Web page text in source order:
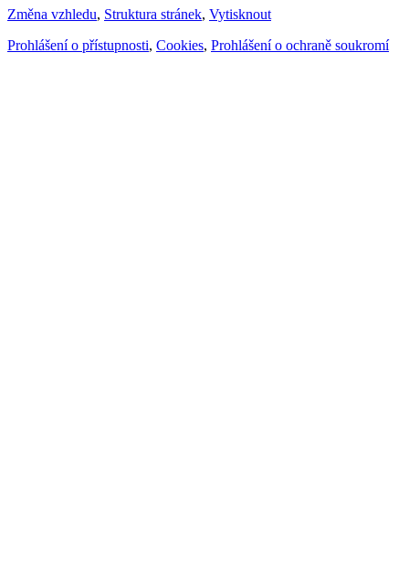
Změna vzhledu, Struktura stránek, Vytisknout
Prohlášení o přístupnosti, Cookies, Prohlášení o ochraně soukromí